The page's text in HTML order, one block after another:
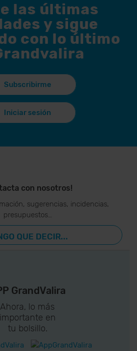
las últimas
y sigue
con lo último
Subscribirme
Iniciar sesión
con nosotros!
sugerencias, incidencias,
presupuestos…
QUE DECIR...
GrandValira
Ahora, lo más
importante en
tu bolsillo.